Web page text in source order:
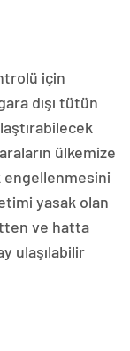
için
dışı tütün
ülkemize
yasak olan
ve hatta
ulaşılabilir